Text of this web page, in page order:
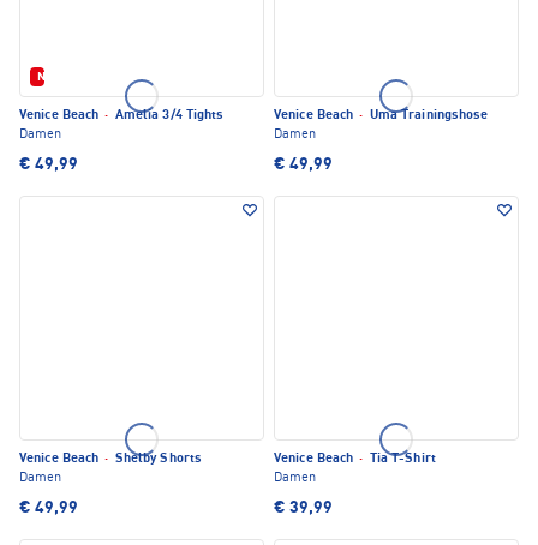
Neu
Venice Beach · Amelia 3/4 Tights
Damen
€ 49,99
Venice Beach · Uma Trainingshose
Damen
€ 49,99
Venice Beach · Shelby Shorts
Damen
€ 49,99
Venice Beach ·
Tia T-Shirt
Damen
€ 39,99